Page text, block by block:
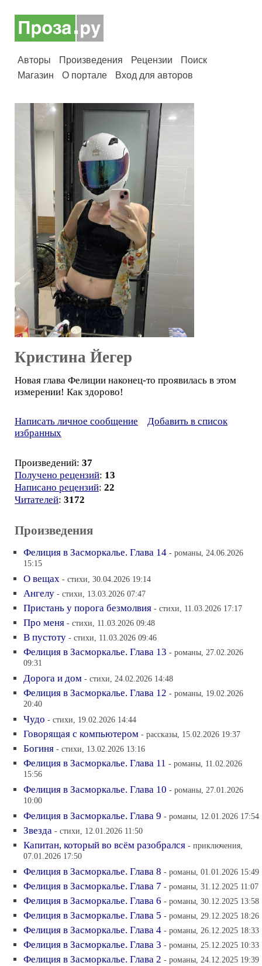
Авторы Произведения Рецензии
Поиск
Магазин
О портале Вход для авторов
Кристина Йегер
Новая глава Фелиции наконец-то проявилась в этом
измерении! Как здорово!
Написать личное сообщение
Добавить в список
избранных
Произведений: 37
Получено рецензий: 13
Написано рецензий: 22
Читателей: 3172
Произведения
Фелиция в Засморкалье. Глава 14 - романы, 24.06.2026
15:15
О вещах - стихи, 30.04.2026 19:14
Ангелу - стихи, 13.03.2026 07:47
Пристань у порога безмолвия - стихи, 11.03.2026 17:17
Про меня - стихи, 11.03.2026 09:48
В пустоту - стихи, 11.03.2026 09:46
Фелиция в Засморкалье. Глава 13 - романы, 27.02.2026
09:31
Дорога и дом - стихи, 24.02.2026 14:48
Фелиция в Засморкалье. Глава 12 - романы, 19.02.2026
20:40
Чудо - стихи, 19.02.2026 14:44
Говорящая с компьютером - рассказы, 15.02.2026 19:37
Богиня - стихи, 13.02.2026 13:16
Фелиция в Засморкалье. Глава 11 - романы, 11.02.2026
15:56
Фелиция в Засморкалье. Глава 10 - романы, 27.01.2026
10:00
Фелиция в Засморкалье. Глава 9 - романы, 12.01.2026 17:54
Звезда - стихи, 12.01.2026 11:50
Капитан, который во всём разобрался - приключения,
07.01.2026 17:50
Фелиция в Засморкалье. Глава 8 - романы, 01.01.2026 15:49
Фелиция в Засморкалье. Глава 7 - романы, 31.12.2025 11:07
Фелиция в Засморкалье. Глава 6 - романы, 30.12.2025 13:58
Фелиция в Засморкалье. Глава 5 - романы, 29.12.2025 18:26
Фелиция в Засморкалье. Глава 4 - романы, 26.12.2025 18:33
Фелиция в Засморкалье. Глава 3 - романы, 25.12.2025 10:33
Фелиция в Засморкалье. Глава 2 - романы, 24.12.2025 19:39